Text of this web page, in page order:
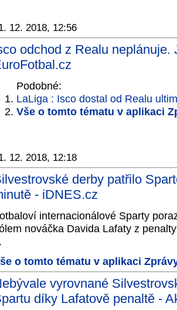
12. 2018, 12:56
odchod z Realu
Podobné:
LaLiga : Isco dostal od Realu
Vše o tomto tématu v aplikaci
12. 2018, 12:18
derby patřilo
- iDNES.cz
internacionálové Sparty
nováčka Davida Lafaty z
o tomto tématu v aplikaci
vyrovnané
díky Lafatově penaltě -